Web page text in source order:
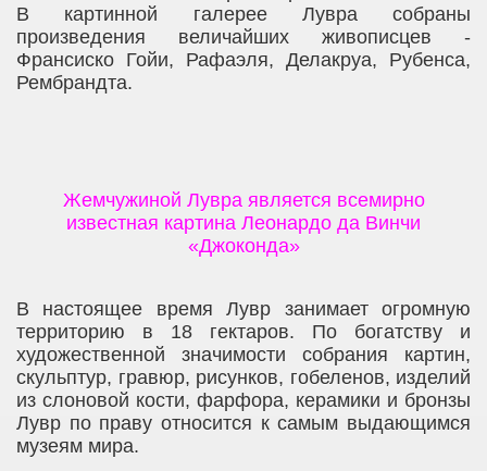
В картинной галерее Лувра собраны
произведения величайших живописцев -
Франсиско Гойи, Рафаэля, Делакруа, Рубенса,
Рембрандта.
Жемчужиной Лувра является всемирно
известная картина Леонардо да Винчи
«Джоконда»
В настоящее время Лувр занимает огромную
территорию в 18 гектаров. По богатству и
художественной значимости собрания картин,
скульптур, гравюр, рисунков, гобеленов, изделий
из слоновой кости, фарфора, керамики и бронзы
Лувр по праву относится к самым выдающимся
музеям мира.